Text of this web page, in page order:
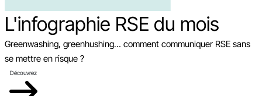
L'infographie RSE du mois
Greenwashing, greenhushing… comment communiquer RSE sans
se mettre en risque ?
Découvrez